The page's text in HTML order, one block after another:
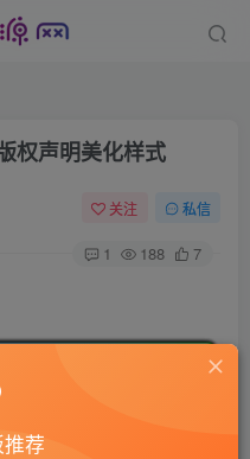
权声明美化样式
关注 私信
1 188 7
荐